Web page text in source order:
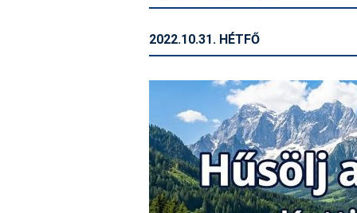
2022.10.31. HÉTFŐ